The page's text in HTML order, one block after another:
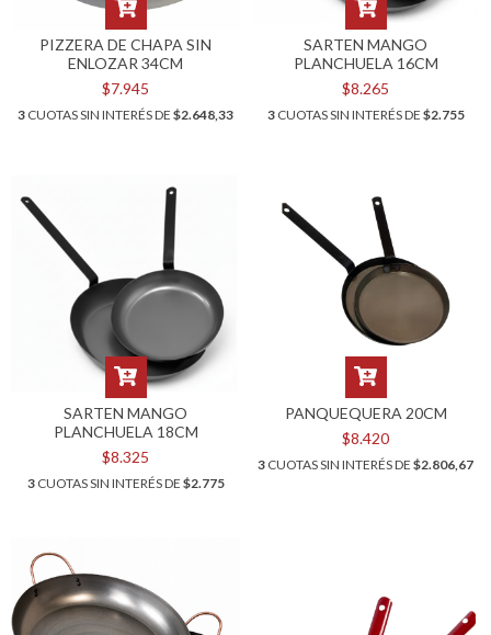
PIZZERA DE CHAPA SIN
ENLOZAR 34CM
$7.945
3 CUOTAS SIN INTERÉS DE $2.648,33
SARTEN MANGO
PLANCHUELA 16CM
$8.265
3CUOTAS SIN INTERÉS DE $2.755
SARTEN MANGO
PLANCHUELA 18CM
$8.325
3CUOTAS SIN INTERÉS DE $2.775
PANQUEQUERA 20CM
$8.420
3 CUOTAS SIN INTERÉS DE $2.806,67